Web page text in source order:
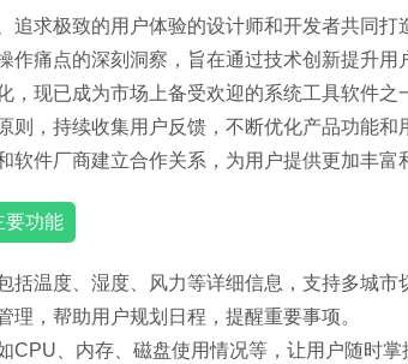
追求极致的用户体验的设计师和开发者共同打
作痛点的深刻洞察，旨在通过技术创新提升用
，现已成为市场上备受欢迎的系统工具软件之
则，持续收集用户反馈，不断优化产品功能和
软件厂商建立合作关系，为用户提供更加丰富
要功能
括温度、湿度、风力等详细信息，支持多城市
理，帮助用户规划日程，提醒重要事项。
CPU、内存、磁盘使用情况等，让用户随时掌